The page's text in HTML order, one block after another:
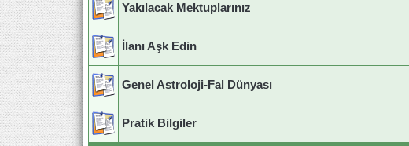
Yakılacak Mektuplarınız
İlanı Aşk Edin
Genel Astroloji-Fal Dünyası
Pratik Bilgiler